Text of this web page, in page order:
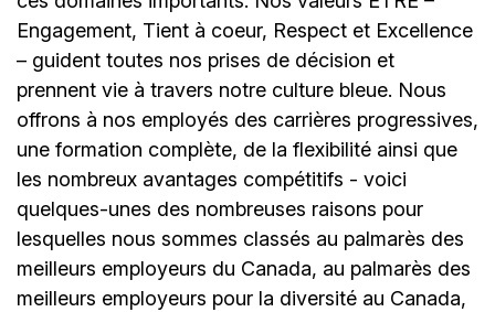
Engagement, Tient à coeur, Respect et Excellence
– guident toutes nos prises de décision et
prennent vie à travers notre culture bleue. Nous
offrons à nos employés des carrières progressives,
une formation complète, de la flexibilité ainsi que
les nombreux avantages compétitifs - voici
quelques-unes des nombreuses raisons pour
lesquelles nous sommes classés au palmarès des
meilleurs employeurs du Canada, au palmarès des
meilleurs employeurs pour la diversité au Canada,